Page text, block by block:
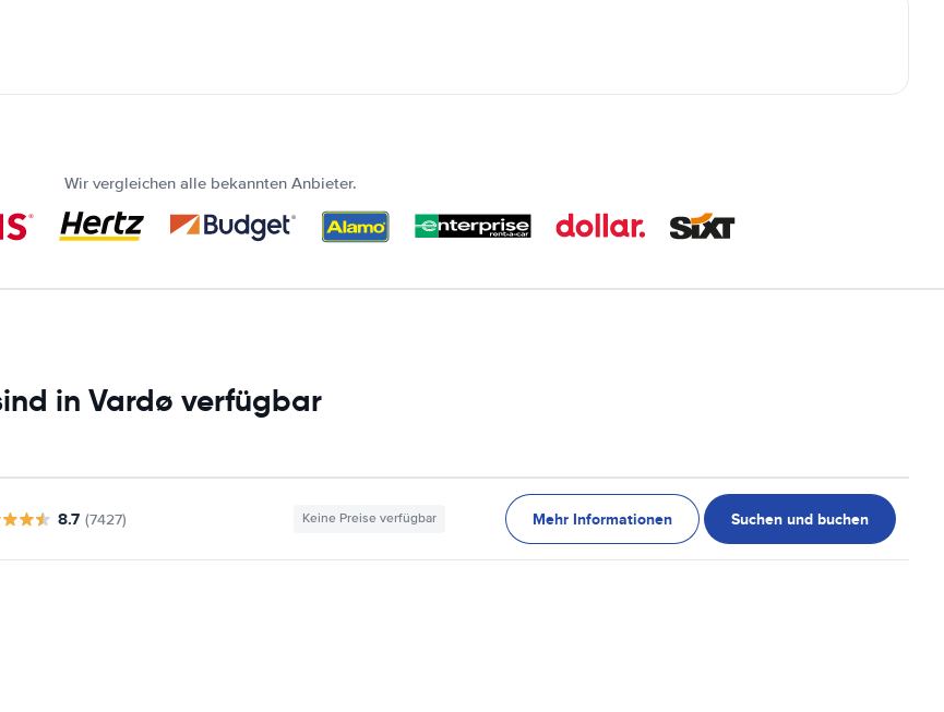
Wir vergleichen alle bekannten Anbieter.
in Vardø verfügbar
8.7 (7427) Keine Preise verfügbar Mehr Informationen Suchen und buchen